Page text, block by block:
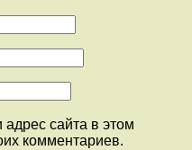
сайта в этом
комментариев.